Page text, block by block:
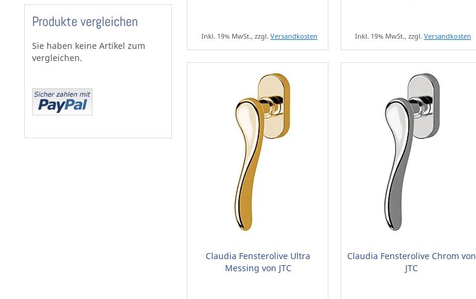
Inkl. 19% MwSt., zzgl. Versandkosten Inkl. 19% MwSt., zzgl. Versandkosten
Claudia Fensterolive Ultra
Messing von JTC
Claudia Fensterolive Chrom von
JTC
Produkte vergleichen
Sie haben keine Artikel zum
vergleichen.